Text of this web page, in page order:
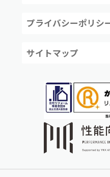
プライバシーポリシ
サイトマップ